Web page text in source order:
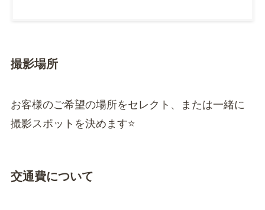
撮影場所
お客様のご希望の場所をセレクト、または一緒に
撮影スポットを決めます⭐️
交通費について